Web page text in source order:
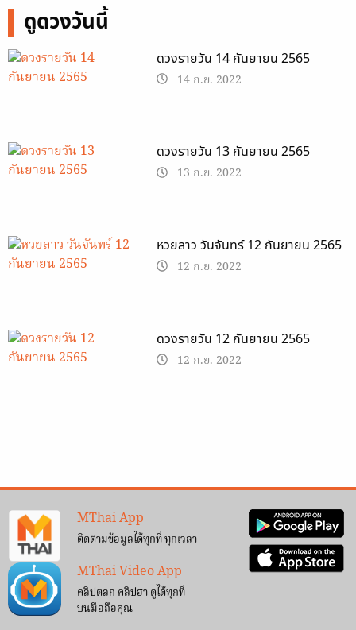
ดูดวงวันนี้
ดวงรายวัน 14 กันยายน 2565
14 ก.ย. 2022
ดวงรายวัน 13 กันยายน 2565
13 ก.ย. 2022
หวยลาว วันจันทร์ 12 กันยายน 2565
12 ก.ย. 2022
ดวงรายวัน 12 กันยายน 2565
12 ก.ย. 2022
MThai App
ติดตามข้อมูลได้ทุกที่ ทุกเวลา
MThai Video App
คลิปตลก คลิปฮา ดูได้ทุกที่
บนมือถือคุณ